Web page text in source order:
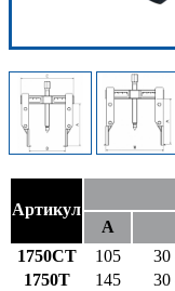
Артикул
A
1750CT
105 30
1750T
145 30